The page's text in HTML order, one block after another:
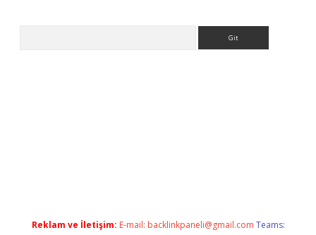
Reklam ve İletişim: E-mail: backlinkpaneli@gmail.com Teams: